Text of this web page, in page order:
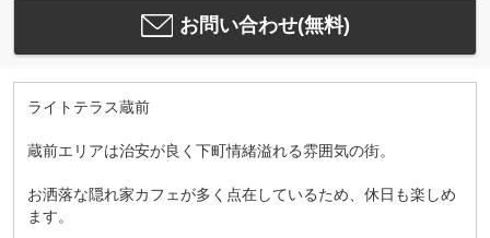
お問い合わせ(無料)
ライトテラス蔵前
蔵前エリアは治安が良く下町情緒溢れる雰囲気の街。
お洒落な隠れ家カフェが多く点在しているため、休日も楽しめ
ます。